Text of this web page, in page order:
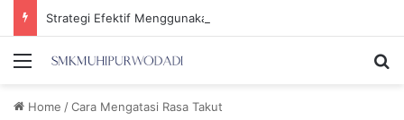
Menu
Home /Cara Mengatasi Rasa Takut